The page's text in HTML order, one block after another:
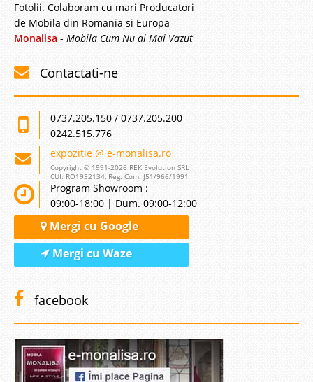
Fotolii. Colaboram cu mari Producatori
de Mobila din Romania si Europa
Monalisa - Mobila Cum Nu ai Mai Vazut
Contactati-ne
0737.205.150 / 0737.205.200
0242.515.776
expozitie @ e-monalisa.ro
Copyright © 1991-2026 REK Evolution SRL
CUI: RO1932134, Reg. Com. J51/966/1991
Program Showroom :
09:00-18:00 | Dum. 09:00-12:00
Mergi cu Google
Mergi cu Waze
facebook